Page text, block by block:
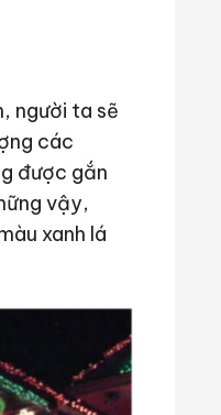
người ta sẽ
các
được gắn
vậy,
xanh lá